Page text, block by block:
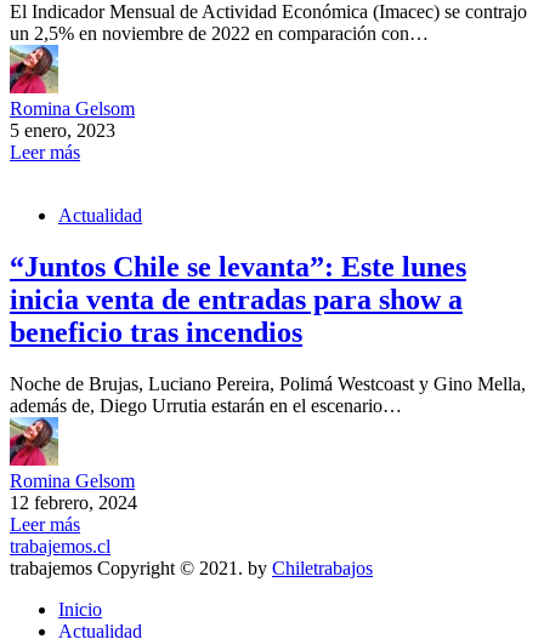
El Indicador Mensual de Actividad Económica (Imacec) se contrajo
un 2,5% en noviembre de 2022 en comparación con…
Romina Gelsom
5 enero, 2023
Leer más
Actualidad
“Juntos Chile se levanta”: Este lunes
inicia venta de entradas para show a
beneficio tras incendios
Noche de Brujas, Luciano Pereira, Polimá Westcoast y Gino Mella,
además de, Diego Urrutia estarán en el escenario…
Romina Gelsom
12 febrero, 2024
Leer más
trabajemos.cl
trabajemos Copyright © 2021. by Chiletrabajos
Inicio
Actualidad